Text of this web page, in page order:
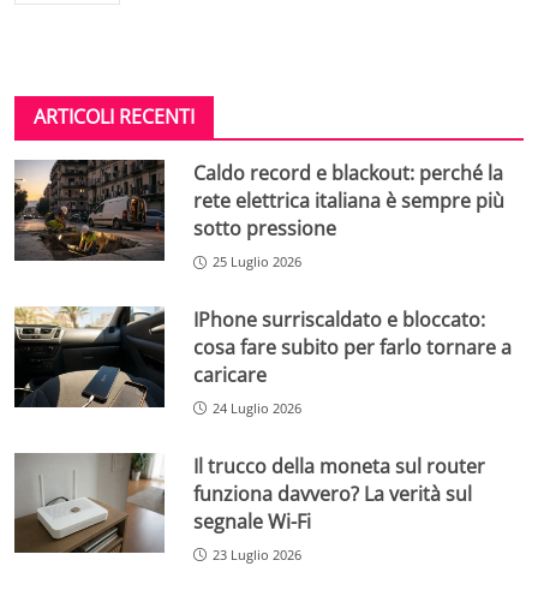
ARTICOLI RECENTI
Caldo record e blackout: perché la
rete elettrica italiana è sempre più
sotto pressione
25 Luglio 2026
IPhone surriscaldato e bloccato:
cosa fare subito per farlo tornare a
caricare
24 Luglio 2026
Il trucco della moneta sul router
funziona davvero? La verità sul
segnale Wi-Fi
23 Luglio 2026